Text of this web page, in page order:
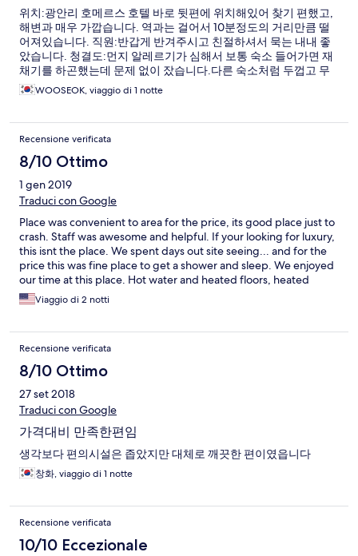
위치:광안리 호메르스 호텔 바로 뒷편에 위치해있어 찾기 편했고,
해변과 매우 가깝습니다. 역과는 걸어서 10분정도의 거리만큼 떨
어져있습니다. 직원:반갑게 반겨주시고 친절하셔서 묵는 내내 좋
았습니다. 청결도:먼지 알레르기가 심해서 보통 숙소 들어가면 재
채기를 하곤했는데 문제 없이 잤습니다.다른 숙소처럼 두껍고 무
거운 이불을 안쓰셔서 좋았네요. 보온은 전기장판이 세팅되어있어
서 1로 놓고 잤는데도 땀흘리고 잤습니다. 서비스:왔다갔다 할때마
있지 않은 객실이며 카드키가 아니라 열쇠로 문을 엽니다. 아날로
그 감성을 좋아하는 저로서는 딱히 불편한건 없었지만 중앙제어리
모콘이나 리모콘으로 조작을 하시는게 익숙한 분들에게는 불편하
다고 느껴질 수도 있겠네요. 엘레베이터 없습니다. 복도 소음은 문
을 하나만 닫았을 때는 잘 들리는 편이고 두개 다 닫으면 괜찮습니
다. 객실 간 소음은 며칠간 자면서 없다고 생각했는데 마지막 날 옆
결론 지었습니다. 와이파이가 방마다 구비되어 있어 빠르고 안정
적입니다. 여행객들이 쓰기에도 좋겠네요. 결론: 숙박업소 주변이
조용하고 청결하며 친절한 직원 및 서비스. 다음에도 이용할 계획.
WOOSEOK, viaggio di 1 notte
Recensione verificata
8/10 Ottimo
1 gen 2019
Traduci con Google
Place was convenient to area for the price, its good place just to
crash. Staff was awesome and helpful. If your looking for luxury,
this isnt the place. We spent days out site seeing... and for the
price this was fine place to get a shower and sleep. We enjoyed
our time at this place. Hot water and heated floors, heated
beds. Clean towels.
Viaggio di 2 notti
Recensione verificata
8/10 Ottimo
27 set 2018
Traduci con Google
가격대비 만족한편임
생각보다 편의시설은 좁았지만 대체로 깨끗한 편이였읍니다
창화, viaggio di 1 notte
Recensione verificata
10/10 Eccezionale